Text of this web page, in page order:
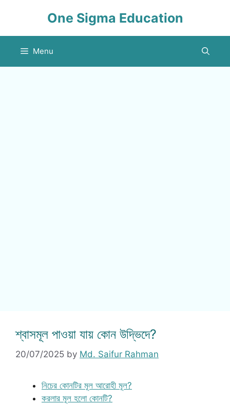
One Sigma Education
Menu
শ্বাসমূল পাওয়া যায় কোন উদ্ভিদে?
20/07/2025 by Md. Saifur Rahman
নিচের কোনটির মূল আরোহী মূল?
করলার মূল হলো কোনটি?